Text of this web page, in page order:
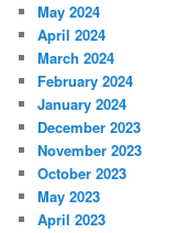
May 2024
April 2024
March 2024
February 2024
January 2024
December 2023
November 2023
October 2023
May 2023
April 2023